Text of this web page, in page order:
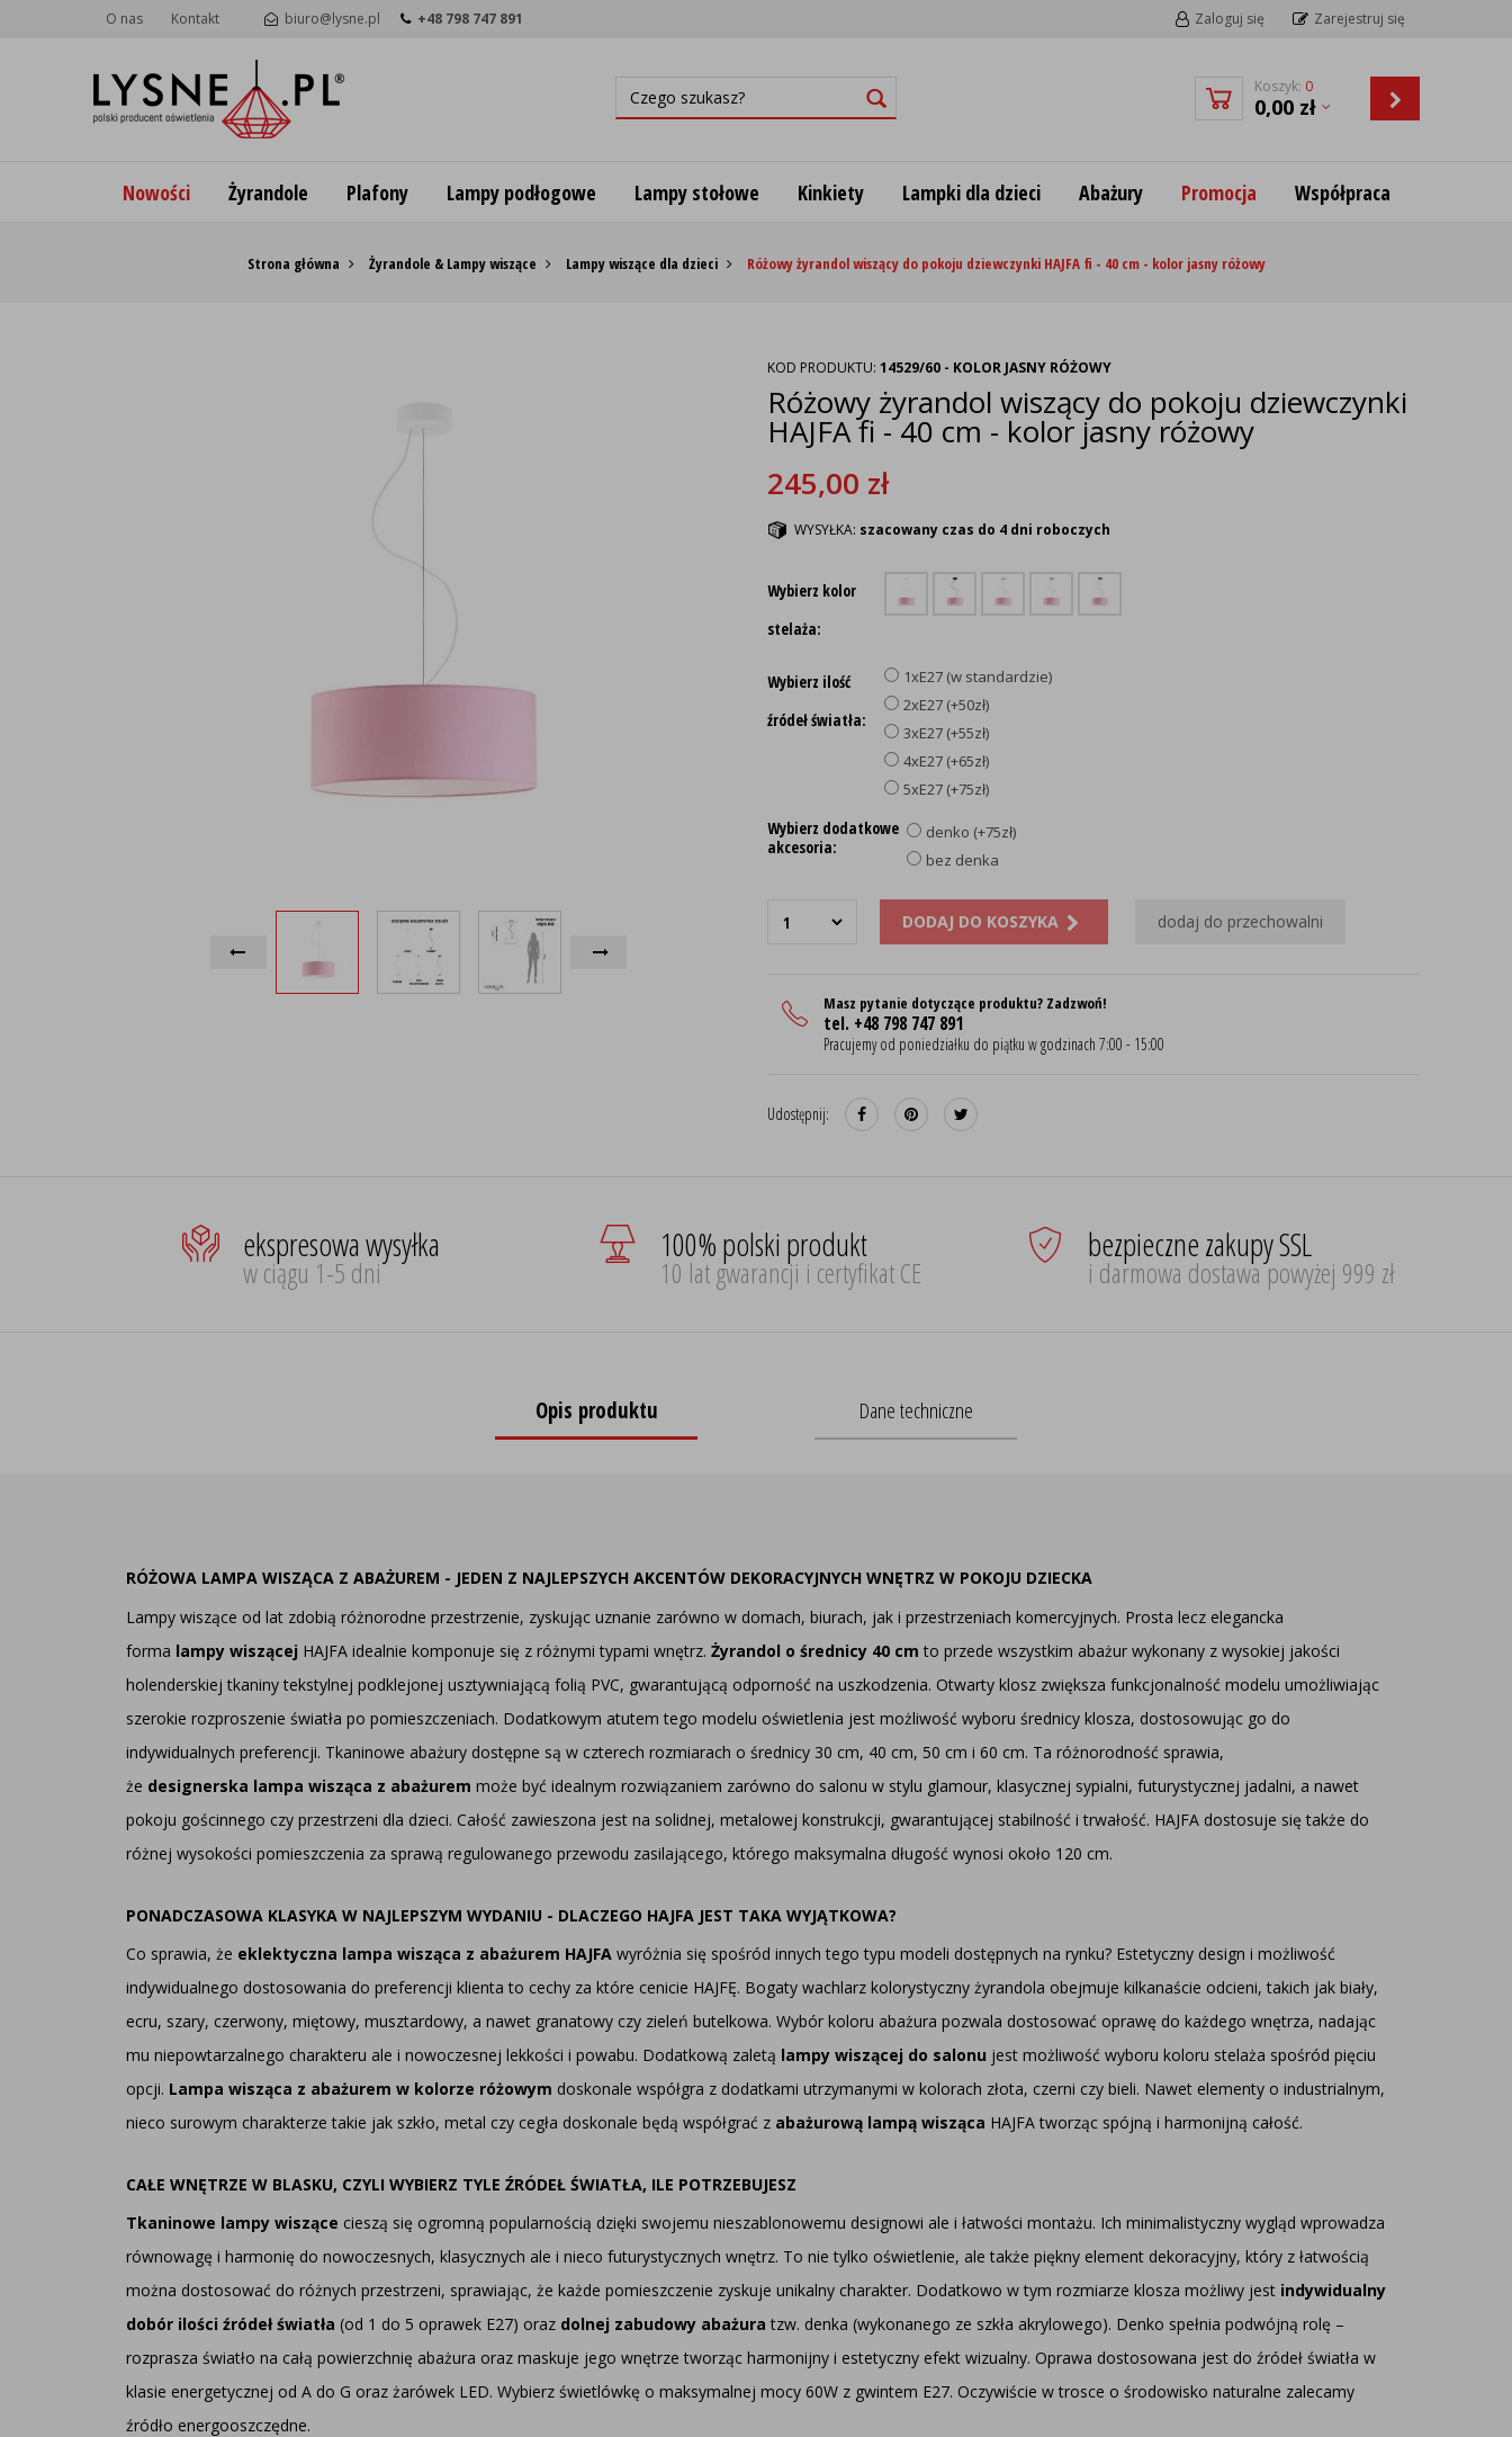
O nas Kontakt biuro@lysne.pl +48 798 747 891 Zaloguj się Zarejestruj się
Koszyk: 0
0,00 zł
Nowości Żyrandole Plafony Lampy podłogowe Lampy stołowe Kinkiety Lampki dla dzieci Abażury Promocja Współpraca
Strona główna Żyrandole & Lampy wiszące Lampy wiszące dla dzieci Różowy żyrandol wiszący do pokoju dziewczynki HAJFA fi - 40 cm - kolor jasny różowy
KOD PRODUKTU: 14529/60 - KOLOR JASNY RÓŻOWY
Różowy żyrandol wiszący do pokoju dziewczynki
HAJFA fi - 40 cm - kolor jasny różowy
245,00 zł
WYSYŁKA: szacowany czas do 4 dni roboczych
Wybierz kolor
stelaża:
Wybierz ilość
źródeł światła:
1xE27 (w standardzie)
2xE27 (+50zł)
3xE27 (+55zł)
4xE27 (+65zł)
5xE27 (+75zł)
Wybierz dodatkowe
akcesoria:
denko (+75zł)
bez denka
DODAJ DO KOSZYKA dodaj do przechowalni
Masz pytanie dotyczące produktu? Zadzwoń!
tel. +48 798 747 891
Pracujemy od poniedziałku do piątku w godzinach 7:00 - 15:00
Udostępnij:
ekspresowa wysyłka
w ciągu 1-5 dni
100% polski produkt
10 lat gwarancji i certyfikat CE
bezpieczne zakupy SSL
i darmowa dostawa powyżej 999 zł
Opis produktu Dane techniczne
RÓŻOWA LAMPA WISZĄCA Z ABAŻUREM - JEDEN Z NAJLEPSZYCH AKCENTÓW DEKORACYJNYCH WNĘTRZ W POKOJU DZIECKA
Lampy wiszące od lat zdobią różnorodne przestrzenie, zyskując uznanie zarówno w domach, biurach, jak i przestrzeniach komercyjnych. Prosta lecz elegancka
forma lampy wiszącej HAJFA idealnie komponuje się z różnymi typami wnętrz. Żyrandol o średnicy 40 cm to przede wszystkim abażur wykonany z wysokiej jakości
holenderskiej tkaniny tekstylnej podklejonej usztywniającą folią PVC, gwarantującą odporność na uszkodzenia. Otwarty klosz zwiększa funkcjonalność modelu umożliwiając
szerokie rozproszenie światła po pomieszczeniach. Dodatkowym atutem tego modelu oświetlenia jest możliwość wyboru średnicy klosza, dostosowując go do
indywidualnych preferencji. Tkaninowe abażury dostępne są w czterech rozmiarach o średnicy 30 cm, 40 cm, 50 cm i 60 cm. Ta różnorodność sprawia,
że designerska lampa wisząca z abażurem może być idealnym rozwiązaniem zarówno do salonu w stylu glamour, klasycznej sypialni, futurystycznej jadalni, a nawet
pokoju gościnnego czy przestrzeni dla dzieci. Całość zawieszona jest na solidnej, metalowej konstrukcji, gwarantującej stabilność i trwałość. HAJFA dostosuje się także do
różnej wysokości pomieszczenia za sprawą regulowanego przewodu zasilającego, którego maksymalna długość wynosi około 120 cm.
PONADCZASOWA KLASYKA W NAJLEPSZYM WYDANIU - DLACZEGO HAJFA JEST TAKA WYJĄTKOWA?
Co sprawia, że eklektyczna lampa wisząca z abażurem HAJFA wyróżnia się spośród innych tego typu modeli dostępnych na rynku? Estetyczny design i możliwość
indywidualnego dostosowania do preferencji klienta to cechy za które cenicie HAJFĘ. Bogaty wachlarz kolorystyczny żyrandola obejmuje kilkanaście odcieni, takich jak biały,
ecru, szary, czerwony, miętowy, musztardowy, a nawet granatowy czy zieleń butelkowa. Wybór koloru abażura pozwala dostosować oprawę do każdego wnętrza, nadając
mu niepowtarzalnego charakteru ale i nowoczesnej lekkości i powabu. Dodatkową zaletą lampy wiszącej do salonu jest możliwość wyboru koloru stelaża spośród pięciu
opcji. Lampa wisząca z abażurem w kolorze różowym doskonale współgra z dodatkami utrzymanymi w kolorach złota, czerni czy bieli. Nawet elementy o industrialnym,
nieco surowym charakterze takie jak szkło, metal czy cegła doskonale będą współgrać z abażurową lampą wisząca HAJFA tworząc spójną i harmonijną całość.
CAŁE WNĘTRZE W BLASKU, CZYLI WYBIERZ TYLE ŹRÓDEŁ ŚWIATŁA, ILE POTRZEBUJESZ
Tkaninowe lampy wiszące cieszą się ogromną popularnością dzięki swojemu nieszablonowemu designowi ale i łatwości montażu. Ich minimalistyczny wygląd wprowadza
równowagę i harmonię do nowoczesnych, klasycznych ale i nieco futurystycznych wnętrz. To nie tylko oświetlenie, ale także piękny element dekoracyjny, który z łatwością
można dostosować do różnych przestrzeni, sprawiając, że każde pomieszczenie zyskuje unikalny charakter. Dodatkowo w tym rozmiarze klosza możliwy jest indywidualny
dobór ilości źródeł światła (od 1 do 5 oprawek E27) oraz dolnej zabudowy abażura tzw. denka (wykonanego ze szkła akrylowego). Denko spełnia podwójną rolę –
rozprasza światło na całą powierzchnię abażura oraz maskuje jego wnętrze tworząc harmonijny i estetyczny efekt wizualny. Oprawa dostosowana jest do źródeł światła w
klasie energetycznej od A do G oraz żarówek LED. Wybierz świetlówkę o maksymalnej mocy 60W z gwintem E27. Oczywiście w trosce o środowisko naturalne zalecamy
źródło energooszczędne.